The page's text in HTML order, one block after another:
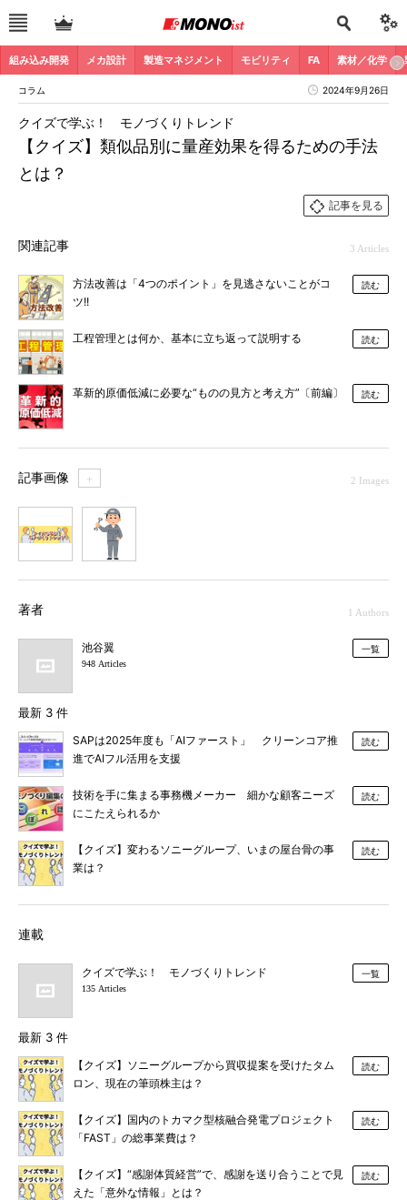
組み込み開発 メカ設計 製造マネジメント モビリティ FA 素材／化学
コラム 2024年9月26日
【クイズ】類似品別に量産効果を得るための手法
とは？
クイズで学ぶ！ モノづくりトレンド
記事を見る
関連記事 3 Articles
方法改善は「4つのポイント」を見逃さないことがコ
ツ!!
読む
工程管理とは何か、基本に立ち返って説明する 読む
革新的原価低減に必要な“ものの見方と考え方”〔前編〕 読む
記事画像 ＋ 2 Images
著者 1 Authors
池谷翼
948 Articles
一覧
最新 3 件
SAPは2025年度も「AIファースト」 クリーンコア推
進でAIフル活用を支援
読む
技術を手に集まる事務機メーカー 細かな顧客ニーズ
にこたえられるか
読む
【クイズ】変わるソニーグループ、いまの屋台骨の事
業は？
読む
連載
クイズで学ぶ！ モノづくりトレンド
135 Articles
一覧
最新 3 件
【クイズ】ソニーグループから買収提案を受けたタム
ロン、現在の筆頭株主は？
読む
【クイズ】国内のトカマク型核融合発電プロジェクト
「FAST」の総事業費は？
読む
【クイズ】“感謝体質経営”で、感謝を送り合うことで見
えた「意外な情報」とは？
読む